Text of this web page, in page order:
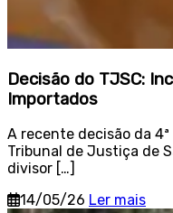
Decisão do TJSC:
Importados
A recente decisão da
Tribunal de Justiça de
divisor […]
14/05/26 Ler mais